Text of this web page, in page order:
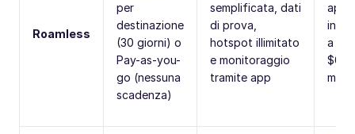
Roamless
per
destinazione
(30 giorni) o
Pay-as-you-
go (nessuna
scadenza)
semplificata, dati
di prova,
hotspot illimitato
e monitoraggio
tramite app
app
a